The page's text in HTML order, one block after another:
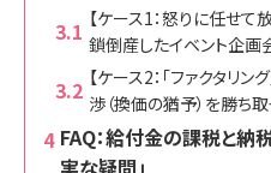
【ケース1：怒りに任せて
鎖倒産したイベント企画
【ケース2：「ファクタリ
渉（換価の猶予）を勝ち
FAQ：給付金の課税と納
実な疑問」